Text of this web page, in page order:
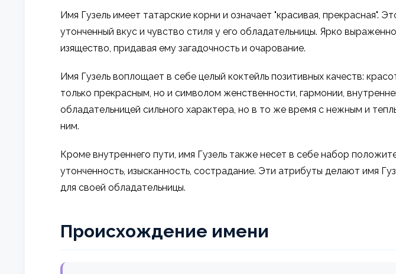
Имя Гузель имеет татарские корни и означает "красивая, прекрасная".
утонченный вкус и чувство стиля у его обладательницы. Ярко
изящество, придавая ему загадочность и очарование.
Имя Гузель воплощает в себе целый коктейль позитивных качеств:
только прекрасным, но и символом женственности, гармонии,
обладательницей сильного характера, но в то же время с нежным и
ним.
Кроме внутреннего пути, имя Гузель также несет в себе набор
утонченность, изысканность, сострадание. Эти атрибуты делают имя
для своей обладательницы.
Происхождение имени